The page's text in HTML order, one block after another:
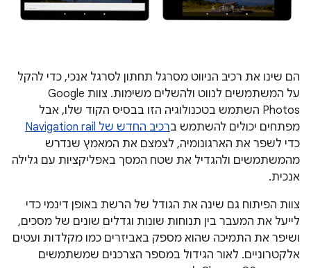
הם שינו את רכיב הניווט מסרגל תחתון לסרגל אנכי, כדי להקל
על המשתמשים לנווט ולהשלים משימות. צוות Google
Photos השתמש בטכנולוגיה הזו בבסיס הקוד שלו, אבל
מפתחים יכולים להשתמש ברכיב החדש של Navigation rail
כדי לשפר את הארגונומיה, לצמצם את המאמץ שנדרש
מהמשתמשים ולהגדיל את שטח המסך באפליקציות עם גלילה
אנכית.
צוות הפיתוח גם שינה את הגודל של הרשת באופן דינמי כדי
לייעל את המעבר בין תנוחות שונות וגדלים שונים של מסכים,
ושיפר את התמיכה שהוא מספק באביזרים כמו מקלדות ועטים
אלקטרוניים. לאור הגידול במספר הצרכנים שמשתמשים